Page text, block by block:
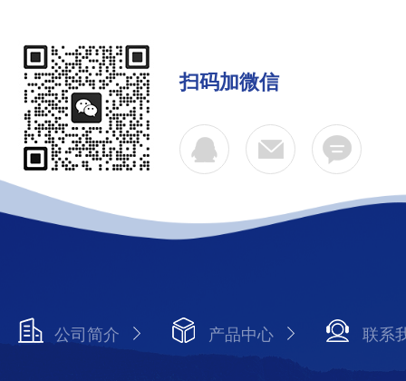
扫码加微信
公司简介 产品中心 联系